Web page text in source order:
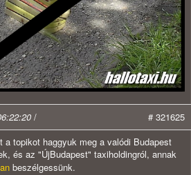
/
# 321625
a topikot haggyuk meg a valódi Budapest
és az "ÚjBudapest" taxiholdingról, annak
beszélgessünk.